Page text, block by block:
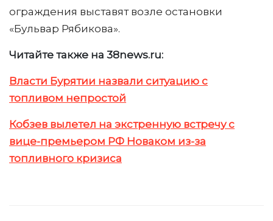
ограждения выставят возле остановки
«Бульвар Рябикова».
Читайте также на 38news.ru:
Власти Бурятии назвали ситуацию с
топливом непростой
Кобзев вылетел на экстренную встречу с
вице-премьером РФ Новаком из-за
топливного кризиса